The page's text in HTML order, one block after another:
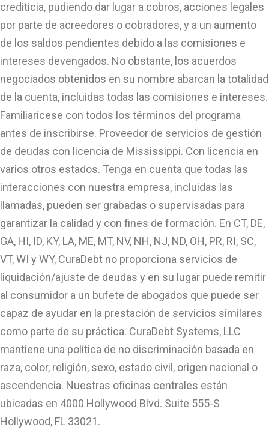
crediticia, pudiendo dar lugar a cobros, acciones legales
por parte de acreedores o cobradores, y a un aumento
de los saldos pendientes debido a las comisiones e
intereses devengados. No obstante, los acuerdos
negociados obtenidos en su nombre abarcan la totalidad
de la cuenta, incluidas todas las comisiones e intereses.
Familiarícese con todos los términos del programa
antes de inscribirse. Proveedor de servicios de gestión
de deudas con licencia de Mississippi. Con licencia en
varios otros estados. Tenga en cuenta que todas las
interacciones con nuestra empresa, incluidas las
llamadas, pueden ser grabadas o supervisadas para
garantizar la calidad y con fines de formación. En CT, DE,
GA, HI, ID, KY, LA, ME, MT, NV, NH, NJ, ND, OH, PR, RI, SC,
VT, WI y WY, CuraDebt no proporciona servicios de
liquidación/ajuste de deudas y en su lugar puede remitir
al consumidor a un bufete de abogados que puede ser
capaz de ayudar en la prestación de servicios similares
como parte de su práctica. CuraDebt Systems, LLC
mantiene una política de no discriminación basada en
raza, color, religión, sexo, estado civil, origen nacional o
ascendencia. Nuestras oficinas centrales están
ubicadas en 4000 Hollywood Blvd. Suite 555-S
Hollywood, FL 33021.